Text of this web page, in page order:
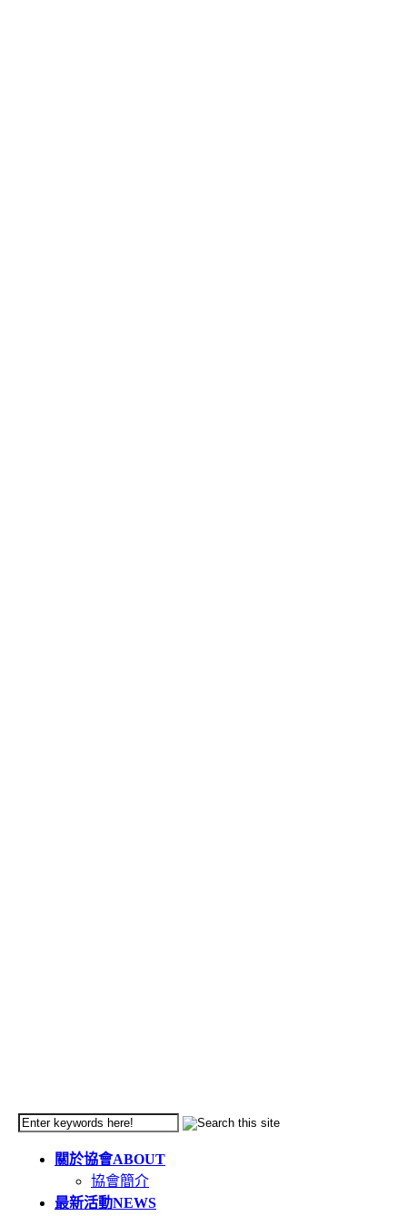
關於協會ABOUT
協會簡介
最新活動NEWS